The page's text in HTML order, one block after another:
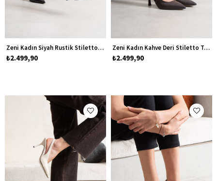
Zeni Kadın Siyah Rustik Stiletto Topuklu Ayakkabı
₺2.499,90
Zeni Kadın Kahve Deri Stiletto Topuklu Ayakkabı
₺2.499,90